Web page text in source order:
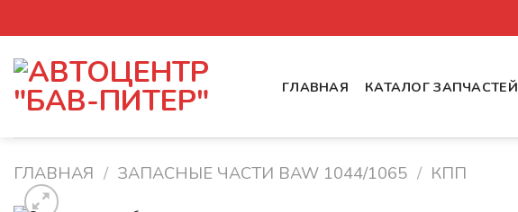
to
content
ГЛАВНАЯ КАТАЛОГ ЗАПЧАСТЕЙ
ГЛАВНАЯ / ЗАПАСНЫЕ ЧАСТИ BAW 1044/1065 / КПП